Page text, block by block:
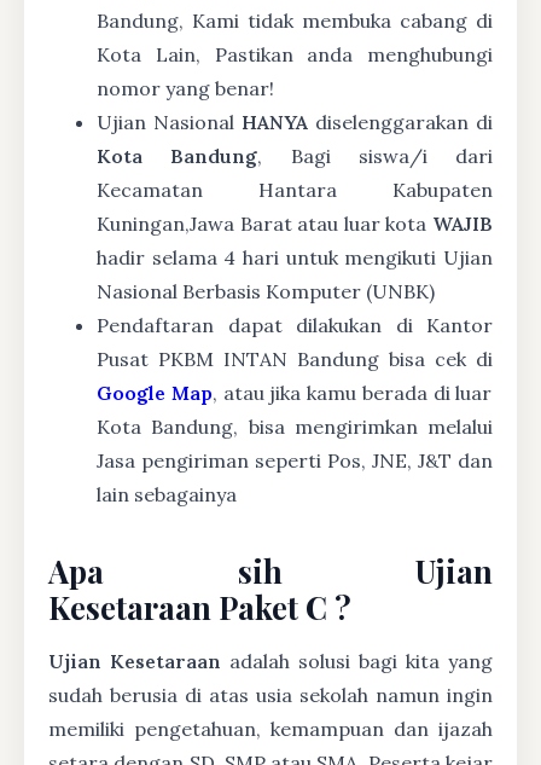
Bandung, Kami tidak membuka cabang di
Kota Lain, Pastikan anda menghubungi
nomor yang benar!
Ujian Nasional HANYA diselenggarakan di
Kota Bandung, Bagi siswa/i dari
Kecamatan Hantara Kabupaten
Kuningan,Jawa Barat atau luar kota WAJIB
hadir selama 4 hari untuk mengikuti Ujian
Nasional Berbasis Komputer (UNBK)
Pendaftaran dapat dilakukan di Kantor
Pusat PKBM INTAN Bandung bisa cek di
Google Map, atau jika kamu berada di luar
Kota Bandung, bisa mengirimkan melalui
Jasa pengiriman seperti Pos, JNE, J&T dan
lain sebagainya
Apa sih Ujian
Kesetaraan Paket C ?
Ujian Kesetaraan adalah solusi bagi kita yang
sudah berusia di atas usia sekolah namun ingin
memiliki pengetahuan, kemampuan dan ijazah